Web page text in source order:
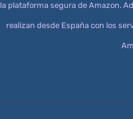
la plataforma segura de Amazon.
realizan desde España con los